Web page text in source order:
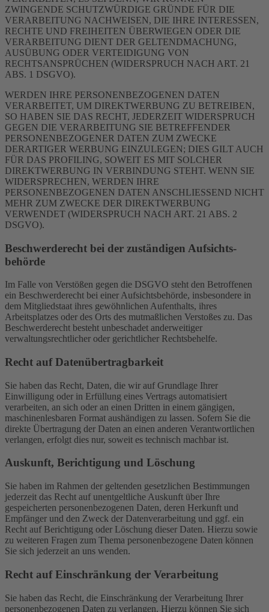
ZWINGENDE SCHUTZWÜRDIGE GRÜNDE FÜR DIE
VERARBEITUNG NACHWEISEN, DIE IHRE INTERESSEN,
RECHTE UND FREIHEITEN ÜBERWIEGEN ODER DIE
VERARBEITUNG DIENT DER GELTENDMACHUNG,
AUSÜBUNG ODER VERTEIDIGUNG VON
RECHTSANSPRÜCHEN (WIDERSPRUCH NACH ART. 21
ABS. 1 DSGVO).
WERDEN IHRE PERSONENBEZOGENEN DATEN
VERARBEITET, UM DIREKTWERBUNG ZU BETREIBEN,
SO HABEN SIE DAS RECHT, JEDERZEIT WIDERSPRUCH
GEGEN DIE VERARBEITUNG SIE BETREFFENDER
PERSONENBEZOGENER DATEN ZUM ZWECKE
DERARTIGER WERBUNG EINZULEGEN; DIES GILT AUCH
FÜR DAS PROFILING, SOWEIT ES MIT SOLCHER
DIREKTWERBUNG IN VERBINDUNG STEHT. WENN SIE
WIDERSPRECHEN, WERDEN IHRE
PERSONENBEZOGENEN DATEN ANSCHLIESSEND NICHT
MEHR ZUM ZWECKE DER DIREKTWERBUNG
VERWENDET (WIDERSPRUCH NACH ART. 21 ABS. 2
DSGVO).
Beschwerde­recht bei der zuständigen Aufsichts­
behörde
Im Falle von Verstößen gegen die DSGVO steht den Betroffenen
ein Beschwerderecht bei einer Aufsichtsbehörde, insbesondere in
dem Mitgliedstaat ihres gewöhnlichen Aufenthalts, ihres
Arbeitsplatzes oder des Orts des mutmaßlichen Verstoßes zu. Das
Beschwerderecht besteht unbeschadet anderweitiger
verwaltungsrechtlicher oder gerichtlicher Rechtsbehelfe.
Recht auf Daten­übertrag­barkeit
Sie haben das Recht, Daten, die wir auf Grundlage Ihrer
Einwilligung oder in Erfüllung eines Vertrags automatisiert
verarbeiten, an sich oder an einen Dritten in einem gängigen,
maschinenlesbaren Format aushändigen zu lassen. Sofern Sie die
direkte Übertragung der Daten an einen anderen Verantwortlichen
verlangen, erfolgt dies nur, soweit es technisch machbar ist.
Auskunft, Berichtigung und Löschung
Sie haben im Rahmen der geltenden gesetzlichen Bestimmungen
jederzeit das Recht auf unentgeltliche Auskunft über Ihre
gespeicherten personenbezogenen Daten, deren Herkunft und
Empfänger und den Zweck der Datenverarbeitung und ggf. ein
Recht auf Berichtigung oder Löschung dieser Daten. Hierzu sowie
zu weiteren Fragen zum Thema personenbezogene Daten können
Sie sich jederzeit an uns wenden.
Recht auf Einschränkung der Verarbeitung
Sie haben das Recht, die Einschränkung der Verarbeitung Ihrer
personenbezogenen Daten zu verlangen. Hierzu können Sie sich